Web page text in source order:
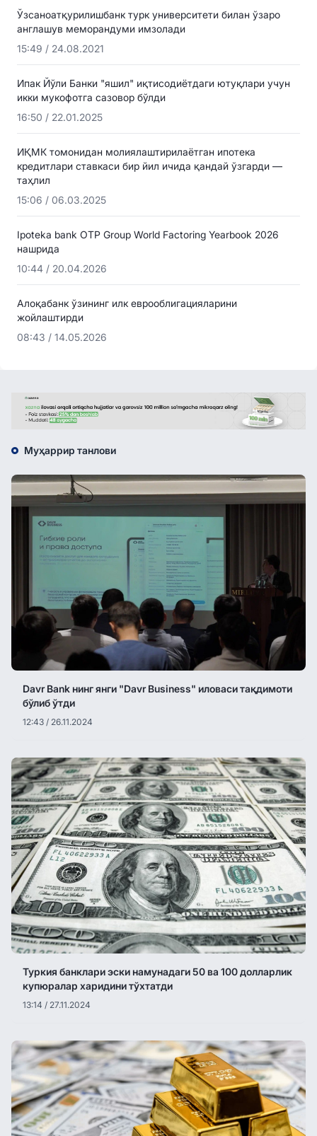
Ўзсаноатқурилишбанк турк университети билан ўзаро
англашув меморандуми имзолади
15:49 / 24.08.2021
Ипак Йўли Банки "яшил" иқтисодиётдаги ютуқлари учун
икки мукофотга сазовор бўлди
16:50 / 22.01.2025
ИҚМК томонидан молиялаштирилаётган ипотека
кредитлари ставкаси бир йил ичида қандай ўзгарди —
таҳлил
15:06 / 06.03.2025
Ipoteka bank OTP Group World Factoring Yearbook 2026
нашрида
10:44 / 20.04.2026
Алоқабанк ўзининг илк еврооблигацияларини
жойлаштирди
08:43 / 14.05.2026
Муҳаррир танлови
Davr Bank нинг янги "Davr Business" иловаси тақдимоти
бўлиб ўтди
12:43 / 26.11.2024
Туркия банклари эски намунадаги 50 ва 100 долларлик
купюралар харидини тўхтатди
13:14 / 27.11.2024